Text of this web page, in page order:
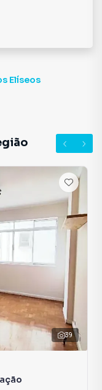
Elíseos
39